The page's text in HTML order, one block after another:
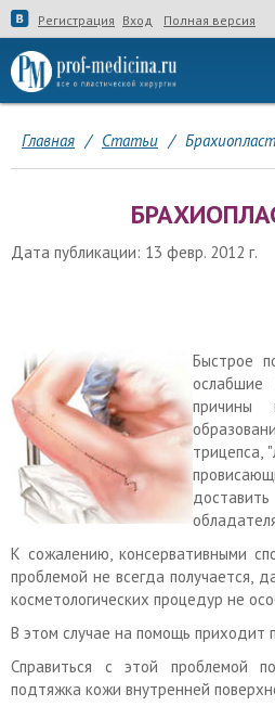
Регистрация Вход Полная версия
Главная / Статьи /
Дата публикации: 13 февр. 2012 г.
Быстрое
причины
трицепса,
К сожалению, консервативными
проблемой не всегда получается,
косметологических процедур не
В этом случае на помощь приходит
Справиться с этой проблемой
подтяжка кожи внутренней